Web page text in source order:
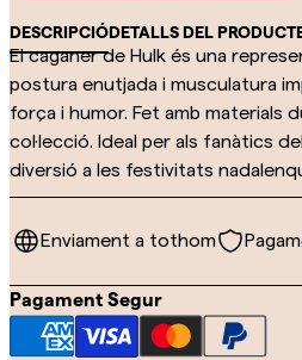
DESCRIPCIÓDETALLS DEL
El caganer de Hulk és una
postura enutjada i musculatura
força i humor. Fet amb materials
col·lecció. Ideal per als fanàtics
diversió a les festivitats
Enviament a tothom
Pagament Segur